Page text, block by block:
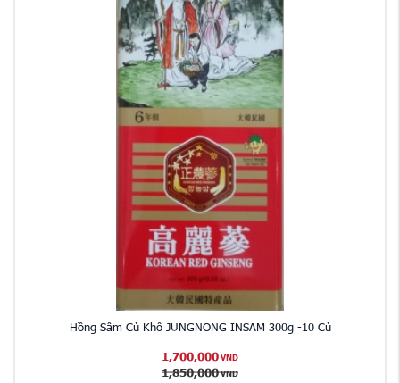
Hồng Sâm Củ Khô JUNGNONG INSAM 300g -10 Củ
1,700,000 VND
1,850,000 VND